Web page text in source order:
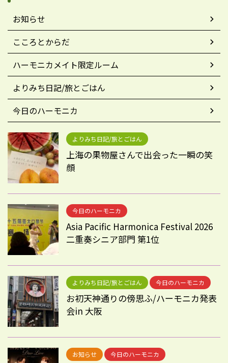
お知らせ
こころとからだ
ハーモニカメイト限定ルーム
よりみち日記/旅とごはん
今日のハーモニカ
よりみち日記/旅とごはん
上海の果物屋さんで出会った一瞬の笑
顔
今日のハーモニカ
Asia Pacific Harmonica Festival 2026
二重奏シニア部門 第1位
よりみち日記/旅とごはん 今日のハーモニカ
お初天神通りの傍思ふ/ハーモニカ発表
会in 大阪
お知らせ 今日のハーモニカ